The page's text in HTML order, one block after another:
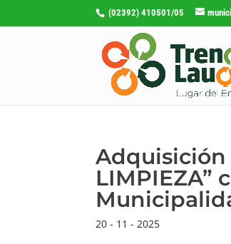
(02392) 410501/05
Adquisición
LIMPIEZA”
20 - 11 - 2025